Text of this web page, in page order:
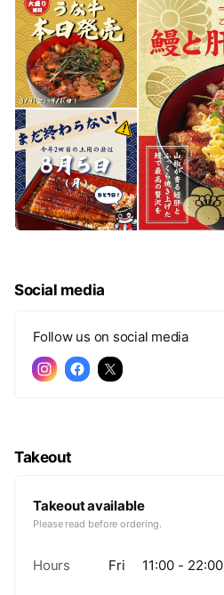
Social media
Follow us on social media
Takeout
Takeout available
Please read before ordering.
Hours Fri 11:00 - 22:00